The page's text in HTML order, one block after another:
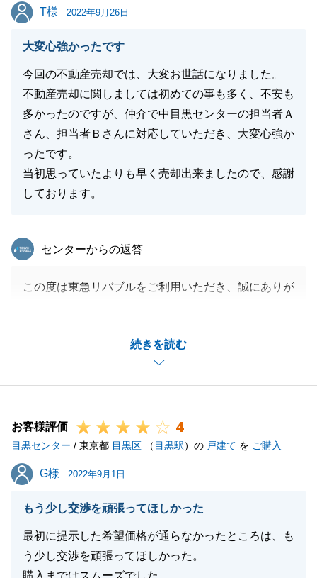
T様
T様 2022年9月26日
大変心強かったです
今回の不動産売却では、大変お世話になりました。
不動産売却に関しましては初めての事も多く、不安も
多かったのですが、仲介で中目黒センターの担当者Ａ
さん、担当者Ｂさんに対応していただき、大変心強か
ったです。
当初思っていたよりも早く売却出来ましたので、感謝
しております。
続きを読む
東急リバブル
センターからの返答
この度は東急リバブルをご利用いただき、誠にありが
わらず測量や残置物の撤去、司法書士とのご面談等日
程調整にご尽力いただいたおかげでございます。
最後の最後でご決済の日程がずれてしまったときも迅
今後も末永いお付き合いどうぞ宜しくお願い致しま
す。
閉じる
お客様評価 4
目黒センター / 東京都 目黒区 （ 目黒駅）の 戸建て を ご購入
G様
G様 2022年9月1日
もう少し交渉を頑張ってほしかった
最初に提示した希望価格が通らなかったところは、も
う少し交渉を頑張ってほしかった。
購入まではスムーズでした。